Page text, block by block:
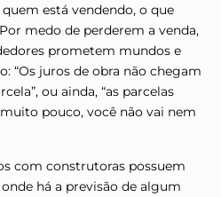
está vendendo, o que
medo de perderem a venda,
prometem mundos e
“Os juros de obra não chegam
ou ainda, “as parcelas
pouco, você não vai nem
com construtoras possuem
há a previsão de algum